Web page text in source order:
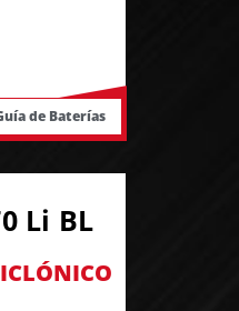
de Baterías
Li BL